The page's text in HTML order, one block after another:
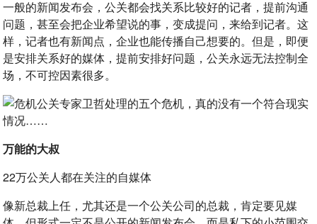
一般的新闻发布会，公关都会找关系比较好的记者，提前沟通
问题，甚至会把企业希望说的事，变成提问，来给到记者。这
样，记者也有新闻点，企业也能传播自己想要的。但是，即便
是安排关系好的媒体，提前安排好问题，公关永远无法控制全
场，不可控因素很多。
万能的大叔
22万公关人都在关注的自媒体
像新总裁上任，尤其还是一个公关公司的总裁，肯定要见媒